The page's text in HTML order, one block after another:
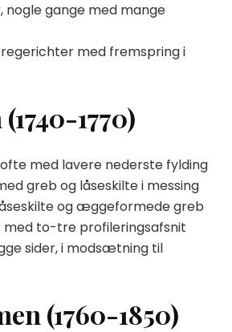
nogle gange med mange
med fremspring i
1770)
med lavere nederste fylding
greb og låseskilte i messing
og æggeformede greb
med to-tre profileringsafsnit
sider, i modsætning til
(1760-1850)